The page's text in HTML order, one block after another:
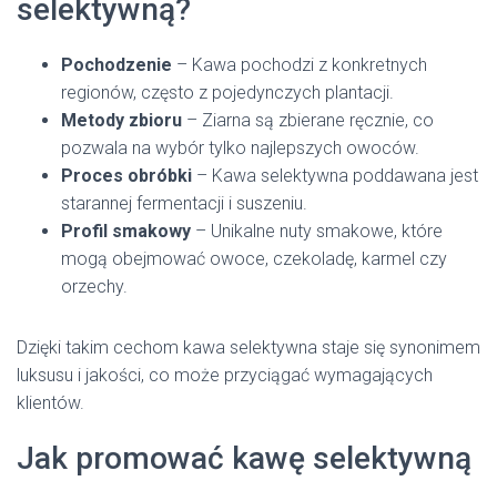
selektywną?
Pochodzenie – Kawa pochodzi z konkretnych
regionów, często z pojedynczych plantacji.
Metody zbioru – Ziarna są zbierane ręcznie, co
pozwala na wybór tylko najlepszych owoców.
Proces obróbki – Kawa selektywna poddawana jest
starannej fermentacji i suszeniu.
Profil smakowy – Unikalne nuty smakowe, które
mogą obejmować owoce, czekoladę, karmel czy
orzechy.
Dzięki takim cechom kawa selektywna staje się synonimem
luksusu i jakości, co może przyciągać wymagających
klientów.
Jak promować kawę selektywną